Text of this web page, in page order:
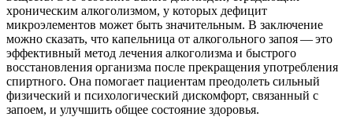
хроническим алкоголизмом, у которых дефицит
микроэлементов может быть значительным. В заключение
можно сказать, что капельница от алкогольного запоя — это
эффективный метод лечения алкоголизма и быстрого
восстановления организма после прекращения употребления
спиртного. Она помогает пациентам преодолеть сильный
физический и психологический дискомфорт, связанный с
запоем, и улучшить общее состояние здоровья.